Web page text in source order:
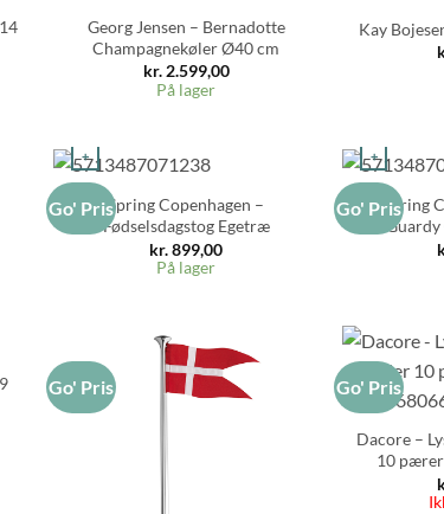
Georg Jensen – Bernadotte
Champagnekøler Ø40 cm
kr.2.599,00
På lager
Kay
Go' Pris
+
Spring Copenhagen –
Fødselsdagstog Egetræ
kr.899,00
På lager
Go' Pris
+
Spring
Go' Pris Go' Pris
Dacore –
10